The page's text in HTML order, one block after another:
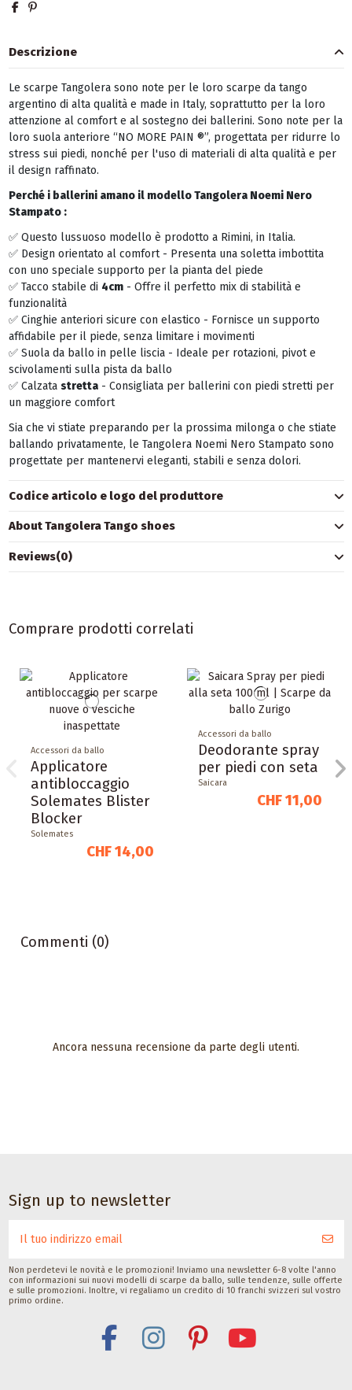
Descrizione
Le scarpe Tangolera sono note per le loro scarpe da tango
argentino di alta qualità e made in Italy, soprattutto per la loro
attenzione al comfort e al sostegno dei ballerini. Sono note per la
loro suola anteriore “NO MORE PAIN ®”, progettata per ridurre lo
stress sui piedi, nonché per l'uso di materiali di alta qualità e per
il design raffinato.
Perché i ballerini amano il modello Tangolera Noemi Nero
Stampato :
✅ Questo lussuoso modello è prodotto a Rimini, in Italia.
✅ Design orientato al comfort - Presenta una soletta imbottita
con uno speciale supporto per la pianta del piede
✅ Tacco stabile di 4cm- Offre il perfetto mix di stabilità e
funzionalità
✅ Cinghie anteriori sicure con elastico - Fornisce un supporto
affidabile per il piede, senza limitare i movimenti
✅ Suola da ballo in pelle liscia - Ideale per rotazioni, pivot e
scivolamenti sulla pista da ballo
✅ Calzata stretta- Consigliata per ballerini con piedi stretti per
un maggiore comfort
Sia che vi stiate preparando per la prossima milonga o che stiate
ballando privatamente, le Tangolera Noemi Nero Stampato sono
progettate per mantenervi eleganti, stabili e senza dolori.
Codice articolo e logo del produttore
About Tangolera Tango shoes
Reviews(0)
Comprare prodotti correlati
Accessori da ballo
Applicatore
antibloccaggio
Solemates Blister
Blocker
Solemates
CHF 14,00
Accessori da ballo
Deodorante spray
per piedi con seta
Saicara
CHF 11,00
CHF 9,00
Commenti (0)
Ancora nessuna recensione da parte degli utenti.
Sign up to newsletter
Non perdetevi le novità e le promozioni! Inviamo una newsletter 6-8 volte l'anno
con informazioni sui nuovi modelli di scarpe da ballo, sulle tendenze, sulle offerte
e sulle promozioni. Inoltre, vi regaliamo un credito di 10 franchi svizzeri sul vostro
primo ordine.